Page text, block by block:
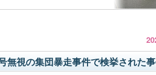
無視の集団暴走事件で検挙された